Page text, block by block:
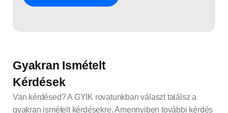
Gyakran Ismételt
Kérdések
Van kérdésed? A GYIK rovatunkban választ találsz a
gyakran ismételt kérdésekre. Amennyiben további kérdés